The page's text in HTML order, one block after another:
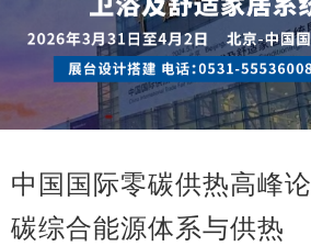
中国国际零碳供热高峰
碳综合能源体系与供热